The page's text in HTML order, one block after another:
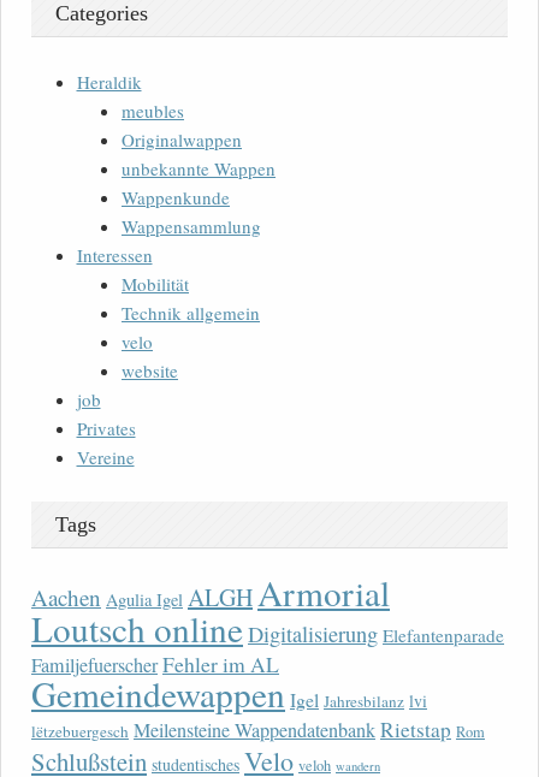
Categories
Heraldik
meubles
Originalwappen
unbekannte Wappen
Wappenkunde
Wappensammlung
Interessen
Mobilität
Technik allgemein
velo
website
job
Privates
Vereine
Tags
Aachen Agulia Igel ALGHArmorial
Loutsch onlineDigitalisierung Elefantenparade
FamiljefuerscherFehler im AL
Gemeindewappen Igel Jahresbilanz lvi
lëtzebuergesch Meilensteine WappendatenbankRietstap Rom
Schlußstein studentisches Velo veloh wandern